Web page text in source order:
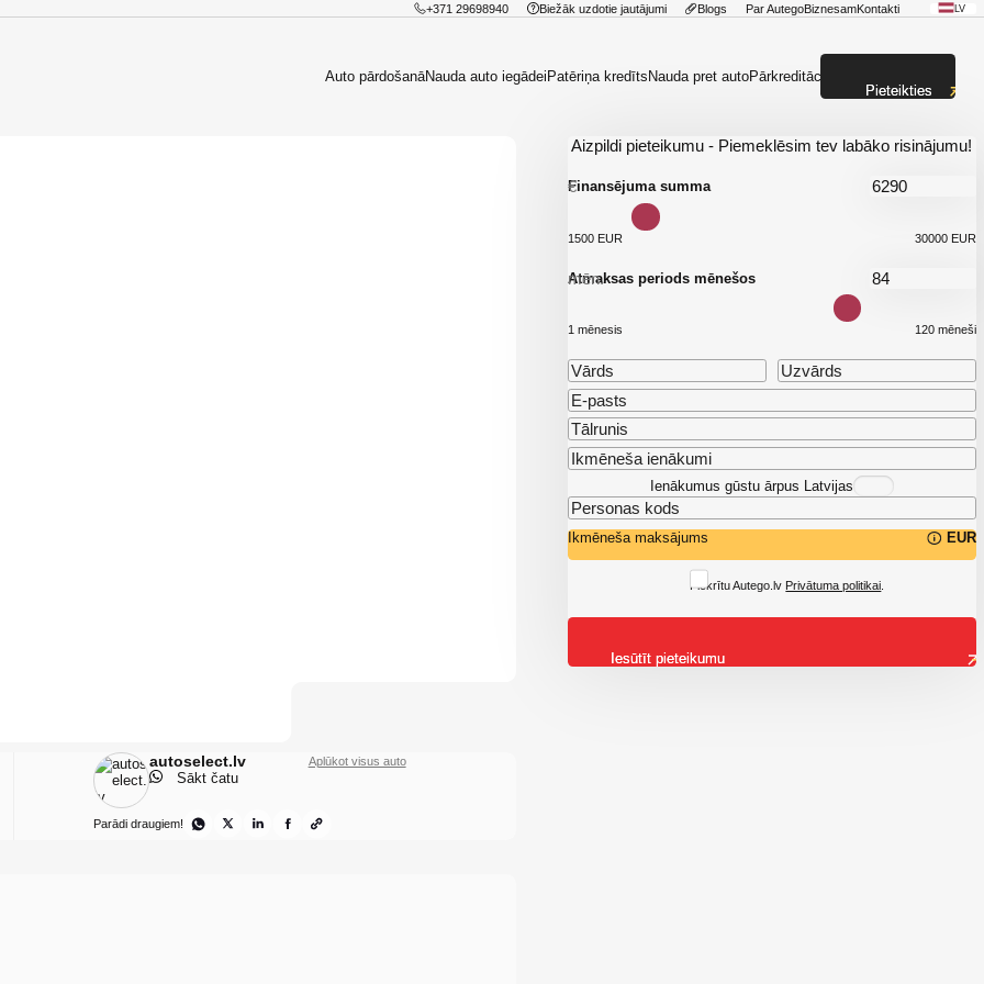
+371 29698940 Biežāk uzdotie jautājumi Blogs Par AutegoBiznesamKontakti LV
Auto pārdošanāNauda auto iegādeiPatēriņa kredītsNauda pret autoPārkreditācija
autoselect.lv
Sākt čatu
Aplūkot visus auto
Parādi draugiem!
Aizpildi pieteikumu - Piemeklēsim tev labāko risinājumu!
Finansējuma summa
€
1500 EUR 30000 EUR
Atmaksas periods mēnešos
mēn.
1 mēnesis 120 mēneši
Ienākumus gūstu ārpus Latvijas
Ikmēneša maksājums EUR
Piekrītu Autego.lv Privātuma politikai